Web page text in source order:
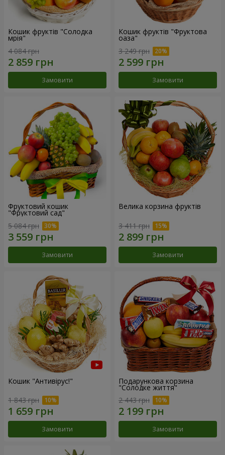
Кошик фруктів "Солодка
мрія"
4 084 грн
Замовити
Кошик фруктів "Фруктова
оаза"
3 249 грн
Замовити
Фруктовий кошик
"Фруктовий сад"
5 084 грн
Замовити
Велика корзина фруктів
3 411 грн
Замовити
Кошик "Антивірус!"
1 843 грн
Замовити
Подарункова корзина
"Солодке життя"
2 443 грн
Замовити